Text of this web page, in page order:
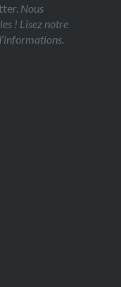
Nous
! Lisez notre